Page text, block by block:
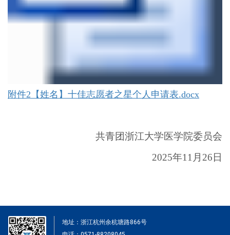
附件2【姓名】十佳志愿者之星个人申请表.docx
共青团浙江大学医学院委员会
2025年11 月 26 日
地址：浙江杭州余杭塘路866号